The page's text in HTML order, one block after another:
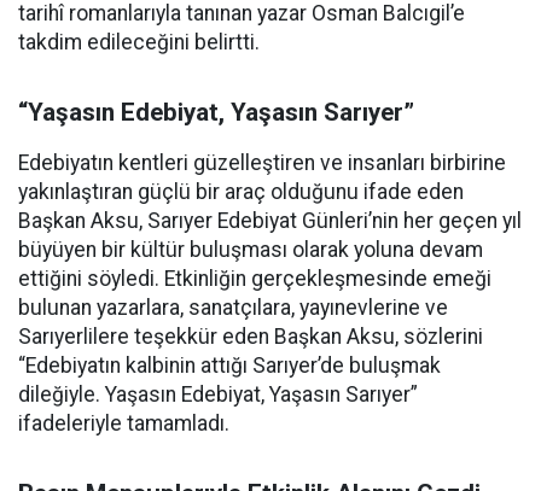
tarihî romanlarıyla tanınan yazar Osman Balcıgil’e
takdim edileceğini belirtti.
“Yaşasın Edebiyat, Yaşasın Sarıyer”
Edebiyatın kentleri güzelleştiren ve insanları birbirine
yakınlaştıran güçlü bir araç olduğunu ifade eden
Başkan Aksu, Sarıyer Edebiyat Günleri’nin her geçen yıl
büyüyen bir kültür buluşması olarak yoluna devam
ettiğini söyledi. Etkinliğin gerçekleşmesinde emeği
bulunan yazarlara, sanatçılara, yayınevlerine ve
Sarıyerlilere teşekkür eden Başkan Aksu, sözlerini
“Edebiyatın kalbinin attığı Sarıyer’de buluşmak
dileğiyle. Yaşasın Edebiyat, Yaşasın Sarıyer”
ifadeleriyle tamamladı.